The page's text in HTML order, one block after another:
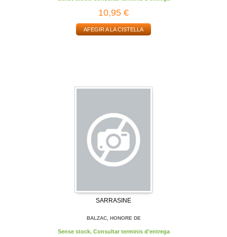
10,95 €
AFEGIR A LA CISTELLA
SARRASINE
BALZAC, HONORE DE
Sense stock. Consultar terminis d'entrega